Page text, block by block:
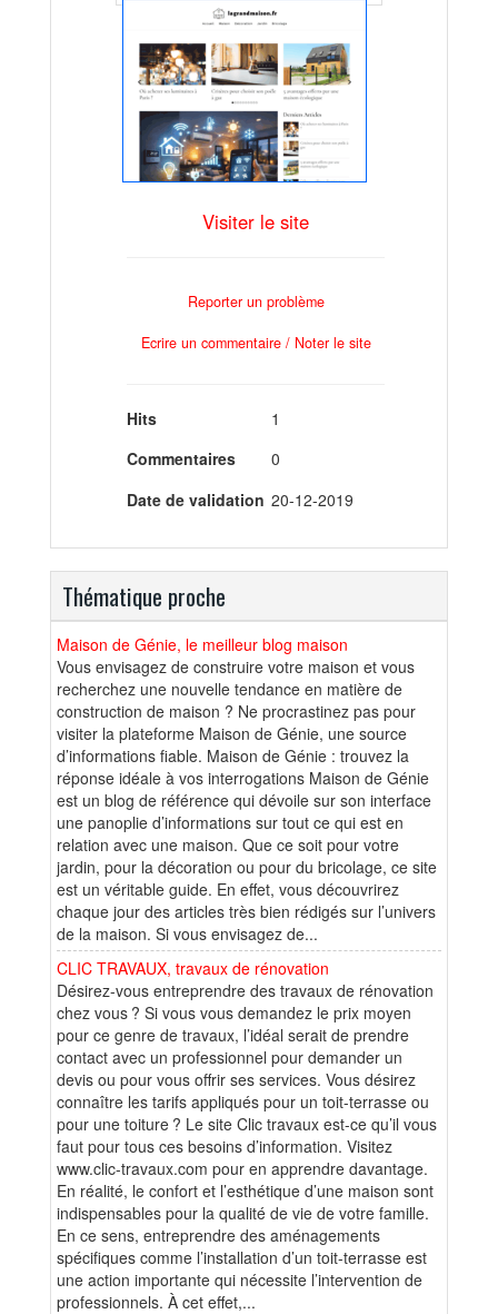
Visiter le site
Reporter un problème
Ecrire un commentaire / Noter le site
Hits
1
Commentaires
0
Date de validation 20-12-2019
Thématique proche
Maison de Génie, le meilleur blog maison
Vous envisagez de construire votre maison et vous
recherchez une nouvelle tendance en matière de
construction de maison ? Ne procrastinez pas pour
visiter la plateforme Maison de Génie, une source
d’informations fiable. Maison de Génie : trouvez la
réponse idéale à vos interrogations Maison de Génie
est un blog de référence qui dévoile sur son interface
une panoplie d’informations sur tout ce qui est en
relation avec une maison. Que ce soit pour votre
jardin, pour la décoration ou pour du bricolage, ce site
est un véritable guide. En effet, vous découvrirez
chaque jour des articles très bien rédigés sur l’univers
de la maison. Si vous envisagez de...
CLIC TRAVAUX, travaux de rénovation
Désirez-vous entreprendre des travaux de rénovation
chez vous ? Si vous vous demandez le prix moyen
pour ce genre de travaux, l’idéal serait de prendre
contact avec un professionnel pour demander un
devis ou pour vous offrir ses services. Vous désirez
connaître les tarifs appliqués pour un toit-terrasse ou
pour une toiture ? Le site Clic travaux est-ce qu’il vous
faut pour tous ces besoins d’information. Visitez
www.clic-travaux.com pour en apprendre davantage.
En réalité, le confort et l’esthétique d’une maison sont
indispensables pour la qualité de vie de votre famille.
En ce sens, entreprendre des aménagements
spécifiques comme l’installation d’un toit-terrasse est
une action importante qui nécessite l’intervention de
professionnels. À cet effet,...